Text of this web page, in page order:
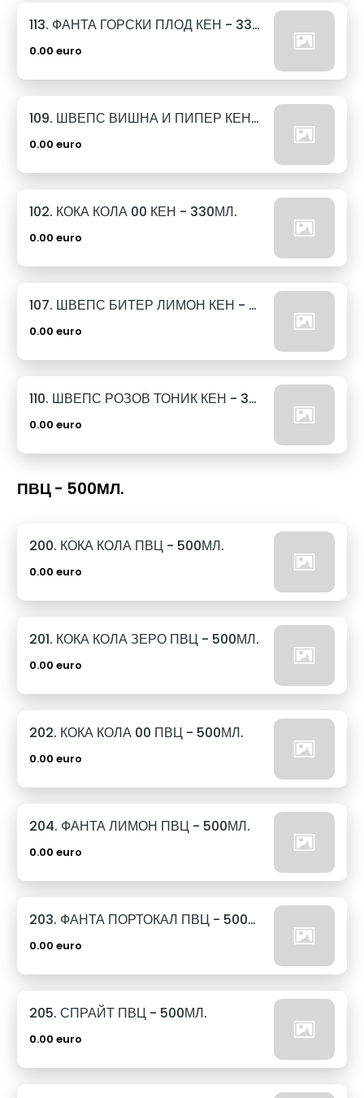
113. ФАНТА ГОРСКИ ПЛОД КЕН - 330МЛ.
0.00 euro
109. ШВЕПС ВИШНА И ПИПЕР КЕН - 330МЛ.
0.00 euro
102. КОКА КОЛА 00 КЕН - 330МЛ.
0.00 euro
107. ШВЕПС БИТЕР ЛИМОН КЕН - 330МЛ.
0.00 euro
110. ШВЕПС РОЗОВ ТОНИК КЕН - 330МЛ.
0.00 euro
ПВЦ - 500МЛ.
200. КОКА КОЛА ПВЦ - 500МЛ.
0.00 euro
201. КОКА КОЛА ЗЕРО ПВЦ - 500МЛ.
0.00 euro
202. КОКА КОЛА 00 ПВЦ - 500МЛ.
0.00 euro
204. ФАНТА ЛИМОН ПВЦ - 500МЛ.
0.00 euro
203. ФАНТА ПОРТОКАЛ ПВЦ - 500МЛ.
0.00 euro
205. СПРАЙТ ПВЦ - 500МЛ.
0.00 euro